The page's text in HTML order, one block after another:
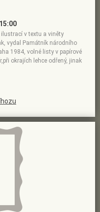
v textu a viněty
vydal Památník národního
1984, volné listy v papírové
okrajích lehce odřený, jinak